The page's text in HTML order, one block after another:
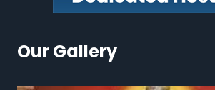
Our Gallery